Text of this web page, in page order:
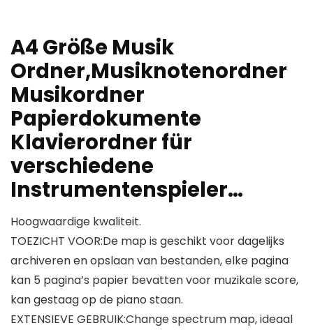
A4 Größe Musik
Ordner,Musiknotenordner
Musikordner
Papierdokumente
Klavierordner für
verschiedene
Instrumentenspieler…
Hoogwaardige kwaliteit.
TOEZICHT VOOR:De map is geschikt voor dagelijks
archiveren en opslaan van bestanden, elke pagina
kan 5 pagina’s papier bevatten voor muzikale score,
kan gestaag op de piano staan.
EXTENSIEVE GEBRUIK:Change spectrum map, ideaal